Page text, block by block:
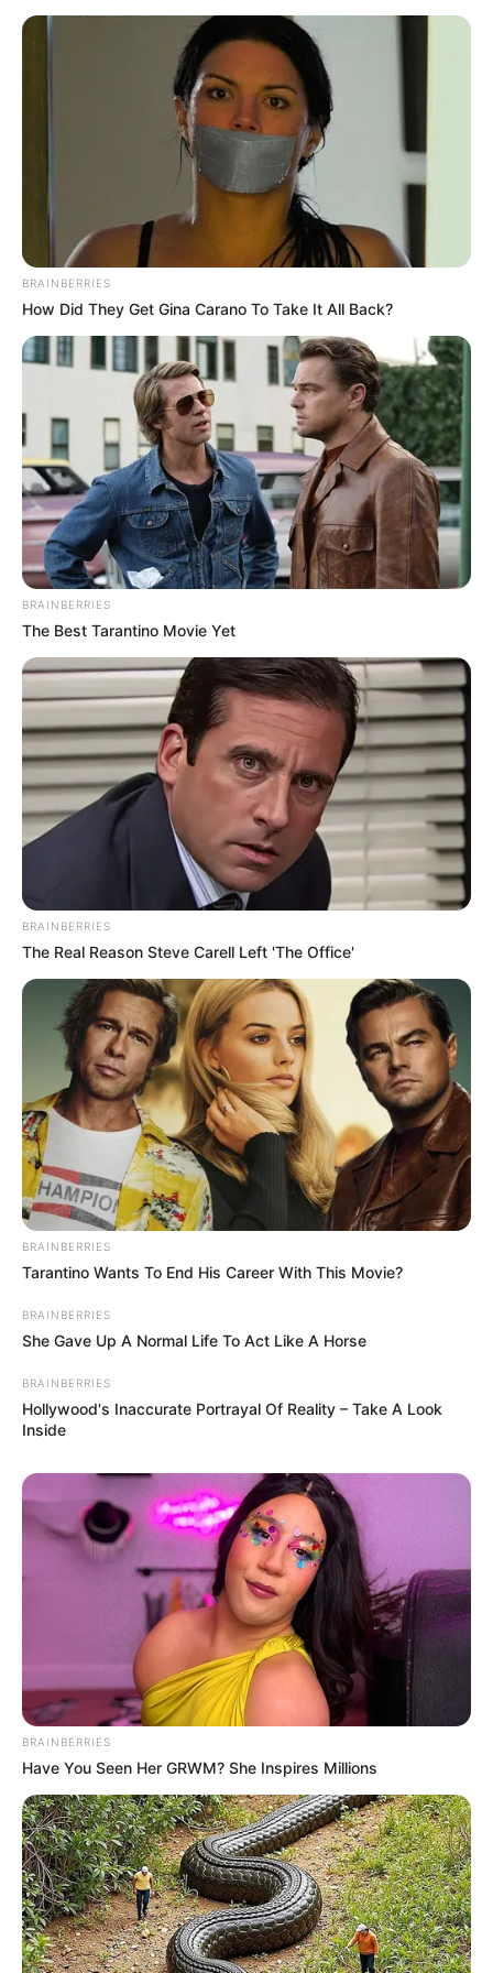
ΕΒΡΑΙΟΙ ΚΑΙ ΕΠΑΝΑΣΤΑΣΕΙΣ….
Ο ΠΟΥ υπό έλεγχο:
παρατυπίες και
συγκρούσεις συμφερόντων
Δεν χρωστάμε σε κανέναν, αυτοί
χρωστούν σε εμάς τα πάντα
Τρίτη, 6 Σεπτεμβρίου 2022, 12:14
Δεν χρωστάμε σε κανέναν, αυτοί...
Η επιστήμη θα πρέπει να
ανήκει στους ανθρώπους και
όχι στο Νταβός...
ΓΙΑΤΙ ΑΠΟΦΑΣΗΣΑ ΝΑ
ΓΡΑΨΩ
ΠΟΙΟΣ ΣΚΟΤΩΣΕ ΤΟΝ
ΚΑΠΟΔΙΣΤΡΙΑ;;[Η δολοφονία
του Καποδίστρια – Ποιοι
ήταν οι πραγματικοί...
Υγειονομικοί: Επιστολή-
κόλαφος στην επέτειο των
αναστολών..
Email address:
Όλα τα κείμενα και οι εικόνες είναι πνευματική ιδιοκτησία του
ΝΙΚΟΛΑΟΣ ΑΝΑΞΙΜΑΝΔΡΟΣ. Aπαγορεύεται η αναπαραγωγή, η
αναδημοσίευση και η τροποποίησή τους χωρίς προηγούμενη
γραπτή άδεια του δημιουργού τους. Με επιφύλαξη κάθε νόμιμου
δικαιώματος. Διαβάστε τηνΠολιτική Απορρήτουτου website πριν
να το χρησιμοποιήσετε, καθώς χρησιμοποιώντας το την
αποδέχεστε. Ο ιστότοπος διατηρεί το δικαίωμα να τροποποιήσει
τους όρους χρήσης.
Επικοινωνήστε μαζί μας:nikolaosgeor@gmail.com
@2022 - nikolaosanaximandros.gr. All Right Reserved. Designed and
Developed byWeb Technical
BRAINBERRIES
How Did They Get Gina Carano To Take It All Back?
BRAINBERRIES
The Best Tarantino Movie Yet
BRAINBERRIES
The Real Reason Steve Carell Left 'The Office'
BRAINBERRIES
Tarantino Wants To End His Career With This Movie?
BRAINBERRIES
She Gave Up A Normal Life To Act Like A Horse
BRAINBERRIES
Hollywood's Inaccurate Portrayal Of Reality – Take A Look
Inside
BRAINBERRIES
Have You Seen Her GRWM? She Inspires Millions